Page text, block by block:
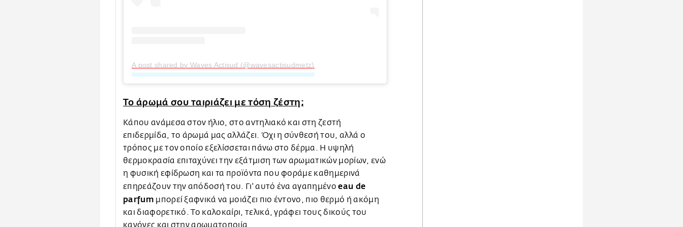
A post shared by Waves Actisud (@wavesactisudmetz)
Το άρωμά σου ταιριάζει με τόση ζέστη;
Κάπου ανάμεσα στον ήλιο, στο αντηλιακό και στη ζεστή
επιδερμίδα, το άρωμά μας αλλάζει. Όχι η σύνθεσή του, αλλά ο
τρόπος με τον οποίο εξελίσσεται πάνω στο δέρμα. Η υψηλή
θερμοκρασία επιταχύνει την εξάτμιση των αρωματικών μορίων, ενώ
η φυσική εφίδρωση και τα προϊόντα που φοράμε καθημερινά
επηρεάζουν την απόδοσή του. Γι' αυτό ένα αγαπημένοeau de
parfum μπορεί ξαφνικά να μοιάζει πιο έντονο, πιο θερμό ή ακόμη
και διαφορετικό. Το καλοκαίρι, τελικά, γράφει τους δικούς του